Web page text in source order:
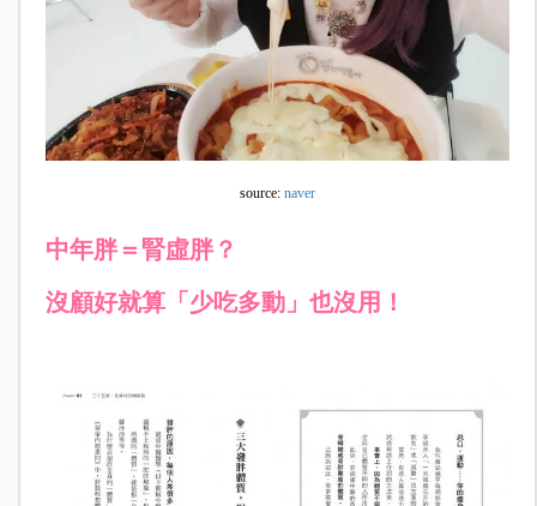
source: naver
中年胖＝腎虛胖？
沒顧好就算「少吃多動」也沒用！